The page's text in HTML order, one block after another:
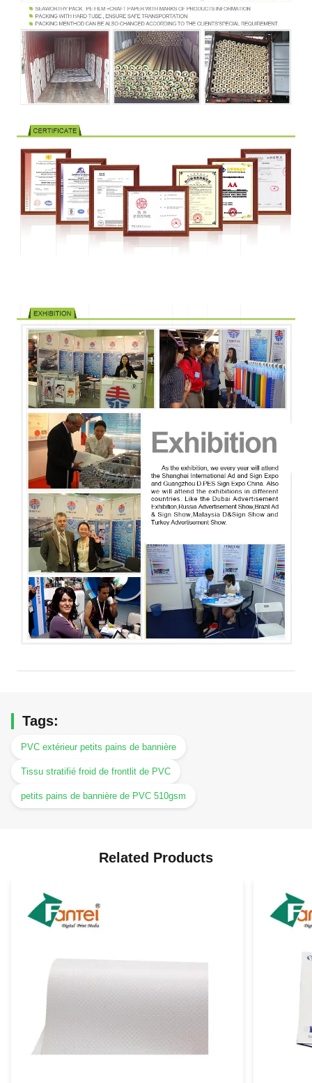
Tags:
PVC extérieur petits pains de bannière
Tissu stratifié froid de frontlit de PVC
petits pains de bannière de PVC 510gsm
Related Products